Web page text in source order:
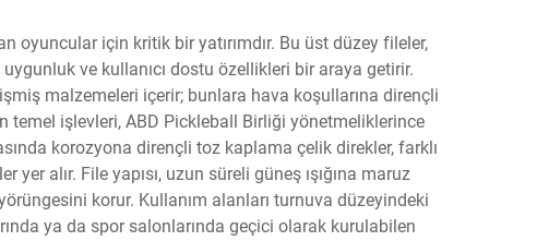
için kritik bir yatırımdır. Bu üst düzey fileler,
ve kullanıcı dostu özellikleri bir araya getirir.
malzemeleri içerir; bunlara hava koşullarına dirençli
işlevleri, ABD Pickleball Birliği yönetmeliklerince
korozyona dirençli toz kaplama çelik direkler, farklı
alır. File yapısı, uzun süreli güneş ışığına maruz
korur. Kullanım alanları turnuva düzeyindeki
ya da spor salonlarında geçici olarak kurulabilen